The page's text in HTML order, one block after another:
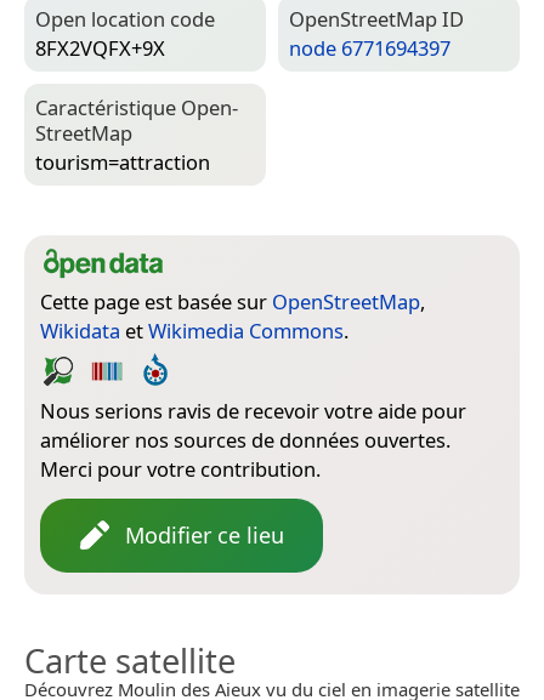
Open location code
8FX2VQFX+9X
Open­Street­Map ID
node 6771694397
Caractéristique Open­
Street­Map
tourism=­attraction
Cette page est basée sur OpenStreetMap,
Wikidata etWikimedia Commons.
Nous serions ravis de recevoir votre aide pour
améliorer nos sources de données ouvertes.
Merci pour votre contribution.
Modifier ce lieu
Carte satellite
Découvrez Moulin des Aieux vu du ciel en imagerie satellite